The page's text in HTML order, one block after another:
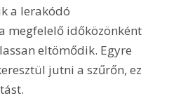
a lerakódó
megfelelő időközönként
eltömődik. Egyre
jutni a szűrőn, ez